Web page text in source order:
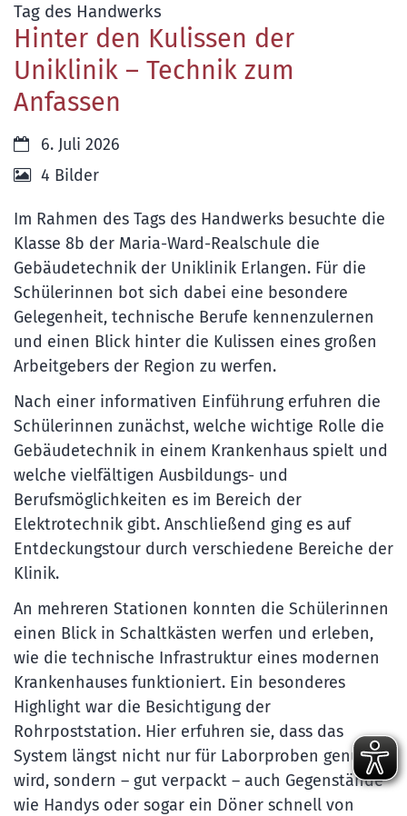
Tag des Handwerks
Hinter den Kulissen der
Uniklinik – Technik zum
Anfassen
Datum:6. Juli 2026
4 Bilder
Im Rahmen des Tags des Handwerks besuchte die
Klasse 8b der Maria-Ward-Realschule die
Gebäudetechnik der Uniklinik Erlangen. Für die
Schülerinnen bot sich dabei eine besondere
Gelegenheit, technische Berufe kennenzulernen
und einen Blick hinter die Kulissen eines großen
Arbeitgebers der Region zu werfen.
Nach einer informativen Einführung erfuhren die
Schülerinnen zunächst, welche wichtige Rolle die
Gebäudetechnik in einem Krankenhaus spielt und
welche vielfältigen Ausbildungs- und
Berufsmöglichkeiten es im Bereich der
Elektrotechnik gibt. Anschließend ging es auf
Entdeckungstour durch verschiedene Bereiche der
Klinik.
An mehreren Stationen konnten die Schülerinnen
einen Blick in Schaltkästen werfen und erleben,
wie die technische Infrastruktur eines modernen
Krankenhauses funktioniert. Ein besonderes
Highlight war die Besichtigung der
Rohrpoststation. Hier erfuhren sie, dass das
System längst nicht nur für Laborproben genutzt
wird, sondern – gut verpackt – auch Gegenstände
wie Handys oder sogar ein Döner schnell von